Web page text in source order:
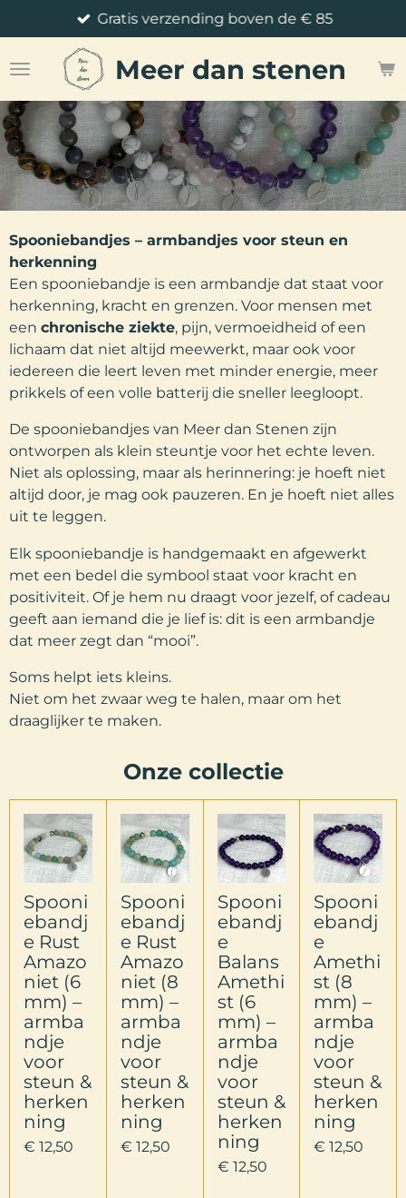
direct
naar
hoofdinhoud
Meer dan stenen
Gratis verzending boven de € 85
Spooniebandjes – armbandjes voor steun en
herkenning
Een spooniebandje is een armbandje dat staat voor
herkenning, kracht en grenzen. Voor mensen met
een chronische ziekte, pijn, vermoeidheid of een
lichaam dat niet altijd meewerkt, maar ook voor
iedereen die leert leven met minder energie, meer
prikkels of een volle batterij die sneller leegloopt.
De spooniebandjes van Meer dan Stenen zijn
ontworpen als klein steuntje voor het echte leven.
Niet als oplossing, maar als herinnering: je hoeft niet
altijd door, je mag ook pauzeren. En je hoeft niet alles
uit te leggen.
Elk spooniebandje is handgemaakt en afgewerkt
met een bedel die symbool staat voor kracht en
positiviteit. Of je hem nu draagt voor jezelf, of cadeau
geeft aan iemand die je lief is: dit is een armbandje
dat meer zegt dan “mooi”.
Soms helpt iets kleins.
Niet om het zwaar weg te halen, maar om het
draaglijker te maken.
Onze collectie
Spooni
ebandj
e Rust
Amazo
niet (6
mm) –
armba
ndje
voor
steun &
herken
ning
€ 12,50
Spooni
ebandj
e Rust
Amazo
niet (8
mm) –
armba
ndje
voor
steun &
herken
ning
€ 12,50
Spooni
ebandj
e
Balans
Amethi
st (6
mm) –
armba
ndje
voor
steun &
herken
ning
€ 12,50
Spooni
ebandj
e
Amethi
st (8
mm) –
armba
ndje
voor
steun &
herken
ning
€ 12,50